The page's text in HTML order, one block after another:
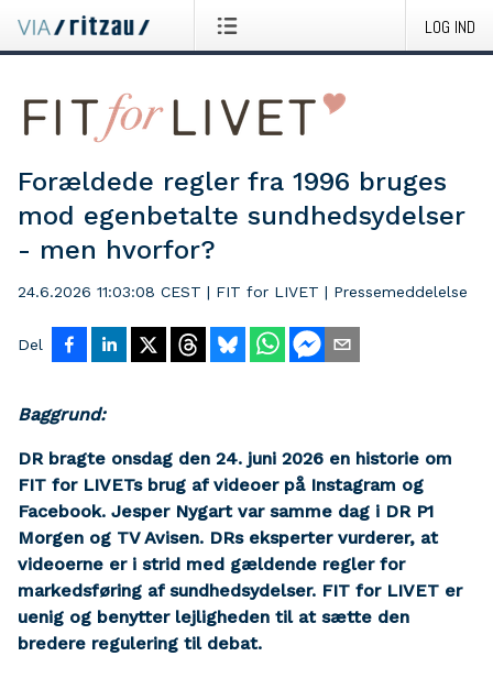
LOG IND
Forældede regler fra 1996 bruges
mod egenbetalte sundhedsydelser
- men hvorfor?
24.6.2026 11:03:08 CEST | FIT for LIVET | Pressemeddelelse
Del
Baggrund:
DR bragte onsdag den 24. juni 2026 en historie om
FIT for LIVETs brug af videoer på Instagram og
Facebook. Jesper Nygart var samme dag i DR P1
Morgen og TV Avisen. DRs eksperter vurderer, at
videoerne er i strid med gældende regler for
markedsføring af sundhedsydelser. FIT for LIVET er
uenig og benytter lejligheden til at sætte den
bredere regulering til debat.